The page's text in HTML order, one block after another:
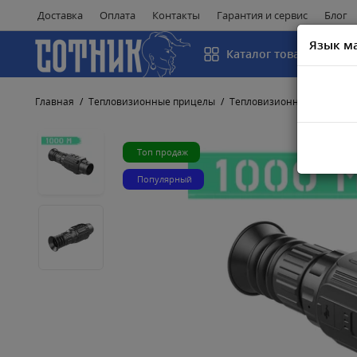
Доставка Оплата Контакты Гарантия и сервис Блог
Каталог товаров
Главная Тепловизионные прицелы Тепловизионные прицелы
Язык
Топ продаж
Популярный